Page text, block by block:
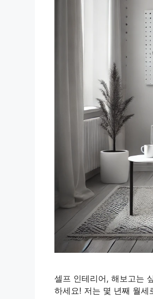
셀프 인테리어, 해보고는
하세요! 저는 몇 년째 월